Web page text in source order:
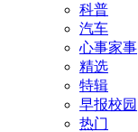
科普
汽车
心事家事
精选
特辑
早报校园
热门